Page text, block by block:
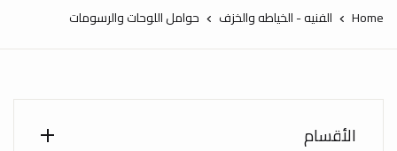
Home الفنيه - الخياطه والخزف حوامل اللوحات والرسومات
الأقسام